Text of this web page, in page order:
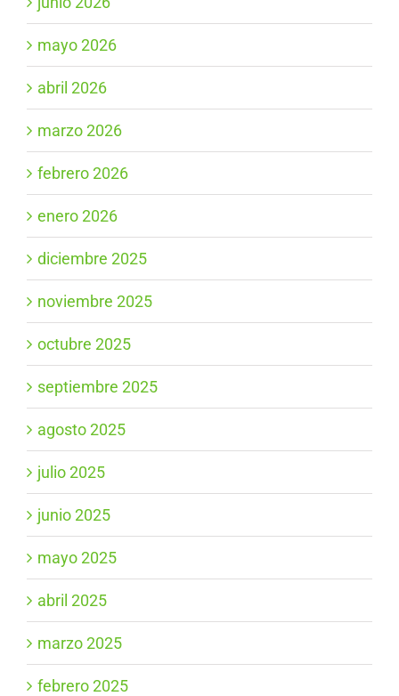
mayo 2026
abril 2026
marzo 2026
febrero 2026
enero 2026
diciembre 2025
noviembre 2025
octubre 2025
septiembre 2025
agosto 2025
julio 2025
junio 2025
mayo 2025
abril 2025
marzo 2025
febrero 2025